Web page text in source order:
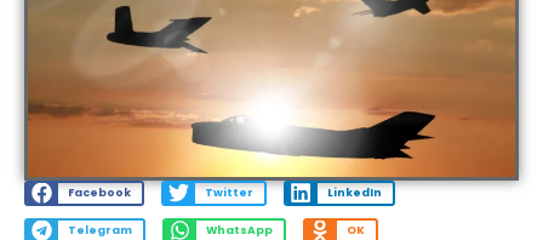
Facebook Twitter LinkedIn
Telegram WhatsApp OK